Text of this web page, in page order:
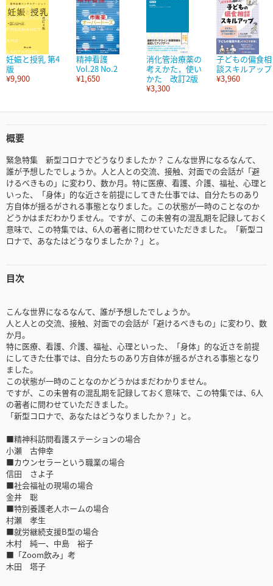
妊娠と授乳 第4
版
¥9,900
精神看護
Vol.28 No.2
¥1,650
消化管治療薬の
考えかた，使い
かた 改訂2版
¥3,300
子どもの偏食相
談スキルアップ
¥3,960
概要
緊急特集 新型コロナでどうなりましたか？ こんな世界になるなんて、
誰が予想したでしょうか。人と人との交流、接触、対面での会話が「避
けるべきもの」に変わり、数か月。特に医療、看護、介護、福祉、心理と
いった、「身体」的な近さを前提にしてきた仕事では、自分たちのあり
方自体が揺るがされる事態となりました。この状態が一時のことなのか
どうかはまだわかりません。ですが、この未曽有の混乱期を記録しておく
意味で、この特集では、6人の著者に問わせていただきました。「新型コ
ロナで、あなたはどうなりましたか？」と。
目次
こんな世界になるなんて、誰が予想したでしょうか。
人と人との交流、接触、対面での会話が「避けるべきもの」に変わり、数
か月。
特に医療、看護、介護、福祉、心理といった、「身体」的な近さを前提
にしてきた仕事では、自分たちのあり方自体が揺るがされる事態となり
ました。
この状態が一時のことなのかどうかはまだわかりません。
ですが、この未曽有の混乱期を記録しておく意味で、この特集では、6人
の著者に問わせていただきました。
「新型コロナで、あなたはどうなりましたか？」と。
■精神科訪問看護ステーションの場合
小瀬 古伸幸
■カウンセラーという職業の場合
信田 さよ子
■社会福祉の現場の場合
金井 聡
■特別養護老人ホームの場合
村瀬 孝生
■就労継続支援B型の場合
木村 純一、中島 裕子
■「Zoom飲み」考
木田 塔子